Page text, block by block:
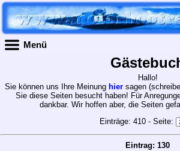
Menü
Hallo!
Sie können uns Ihre Meinung hier sagen
Sie diese Seiten besucht haben! Für
dankbar. Wir hoffen aber, die Seiten
Einträge: 410 - Seite:
Eintrag: 130